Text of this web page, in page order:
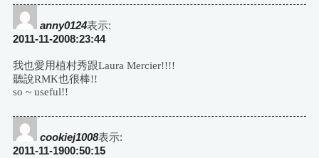
anny0124表示:
2011-11-2008:23:44
我也愛用植村秀跟Laura Mercier!!!!
聽說RMK也很棒!!
so ~ useful!!
cookiej1008表示:
2011-11-1900:50:15